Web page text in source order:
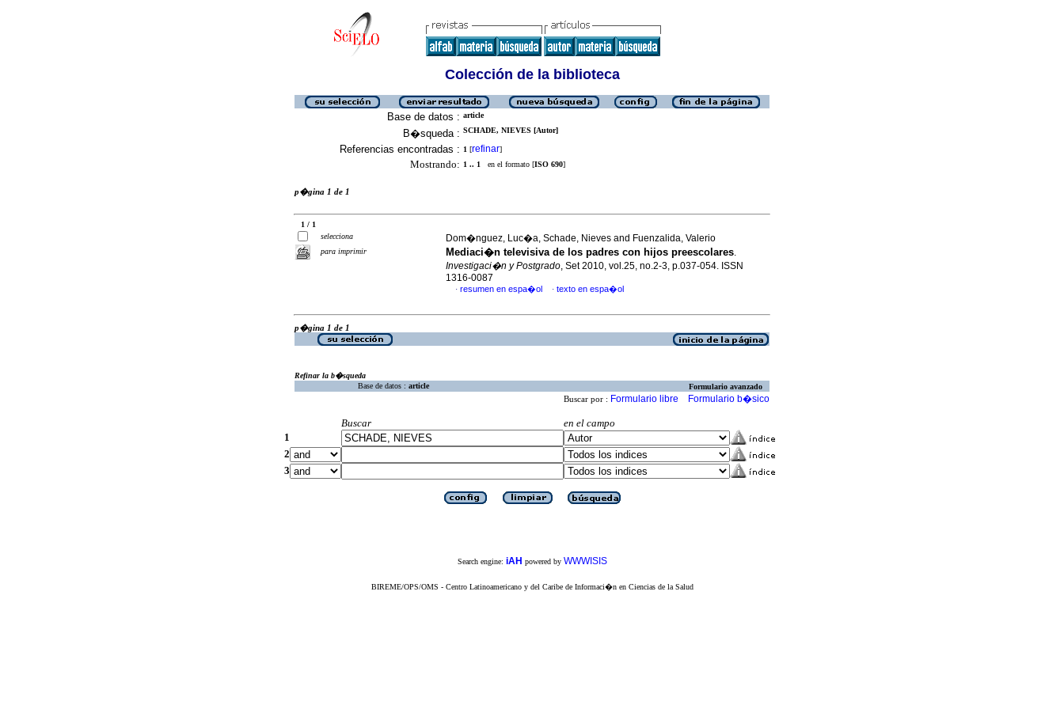
Colección de la biblioteca
Base de datos : article
B�squeda : SCHADE, NIEVES [Autor]
Referencias encontradas : 1 [refinar]
Mostrando: 1 .. 1 en el formato [ISO 690]
p�gina 1 de 1
1 / 1
selecciona
para imprimir
Dom�nguez, Luc�a, Schade, Nieves and Fuenzalida, Valerio
Mediaci�n televisiva de los padres con hijos preescolares.
Investigaci�n y Postgrado, Set 2010, vol.25, no.2-3, p.037-054. ISSN
1316-0087
· resumen en espa�ol · texto en espa�ol
p�gina 1 de 1
Refinar la b�squeda
Base de datos : article Formulario avanzado
Buscar por : Formulario libre Formulario b�sico
Buscar
en el campo
1
2
3
Search engine: iAH powered by WWWISIS
BIREME/OPS/OMS - Centro Latinoamericano y del Caribe de Informaci�n en Ciencias de la Salud